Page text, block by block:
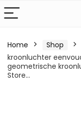
Home Shop
kroonluchter
geometrische
Store…